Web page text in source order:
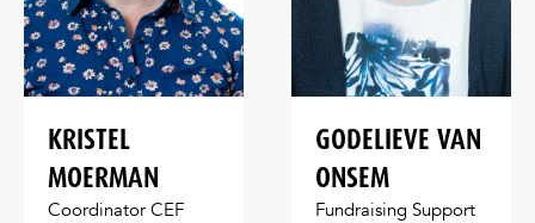
KRISTEL
MOERMAN
Coordinator CEF
GODELIEVE VAN
ONSEM
Fundraising Support